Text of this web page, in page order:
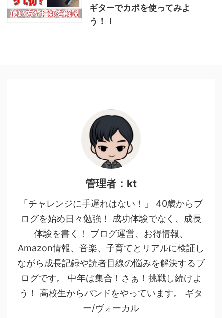
ギターでカポを使ってみよ
う！！
管理者：kt
「チャレンジに手遅れはない！」 40歳からブ
ログを始め日々勉強！ 成功体験でなく、成長
体験を書く！ ブログ運営、お得情報、
Amazon情報、音楽、子育てとリアルに検証し
ながら成長記録や読者目線の悩みを解決するブ
ログです。 中年は集合！さぁ！挑戦し続けよ
う！ 高校生からバンドをやっています。 ギタ
ー/ヴォーカル